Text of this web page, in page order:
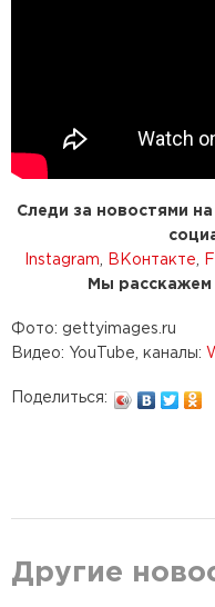
Следи за новостями
Instagram
ВКонтакте
Мы расскажем
Фото: gettyimages.ru
Видео: YouTube, каналы:
Поделиться:
Другие